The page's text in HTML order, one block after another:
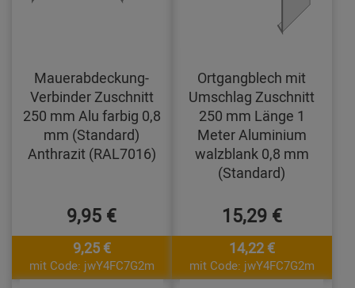
Mauerabdeckung-
Verbinder Zuschnitt
250 mm Alu farbig 0,8
mm (Standard)
Anthrazit (RAL7016)
9,95 €
9,25 €
mit Code: jwY4FC7G2m
Ortgangblech mit
Umschlag Zuschnitt
250 mm Länge 1
Meter Aluminium
walzblank 0,8 mm
(Standard)
15,29 €
14,22 €
mit Code: jwY4FC7G2m